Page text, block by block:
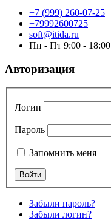
+7 (999) 260-07-25
+79992600725
soft@itida.ru
Пн - Пт 9:00 - 18:00
Авторизация
Логин
Пароль
Запомнить меня
Забыли пароль?
Забыли логин?